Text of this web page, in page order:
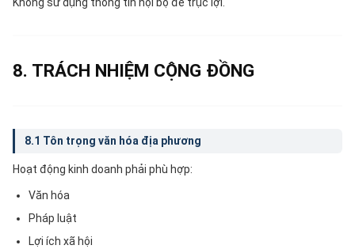
8. TRÁCH NHIỆM CỘNG ĐỒNG
8.1 Tôn trọng văn hóa địa phương
Hoạt động kinh doanh phải phù hợp:
Văn hóa
Pháp luật
Lợi ích xã hội